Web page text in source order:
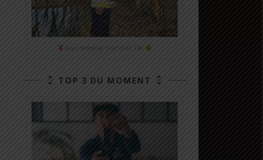
Asics MetaFuji Trail chez T4R
TOP 3 DU MOMENT